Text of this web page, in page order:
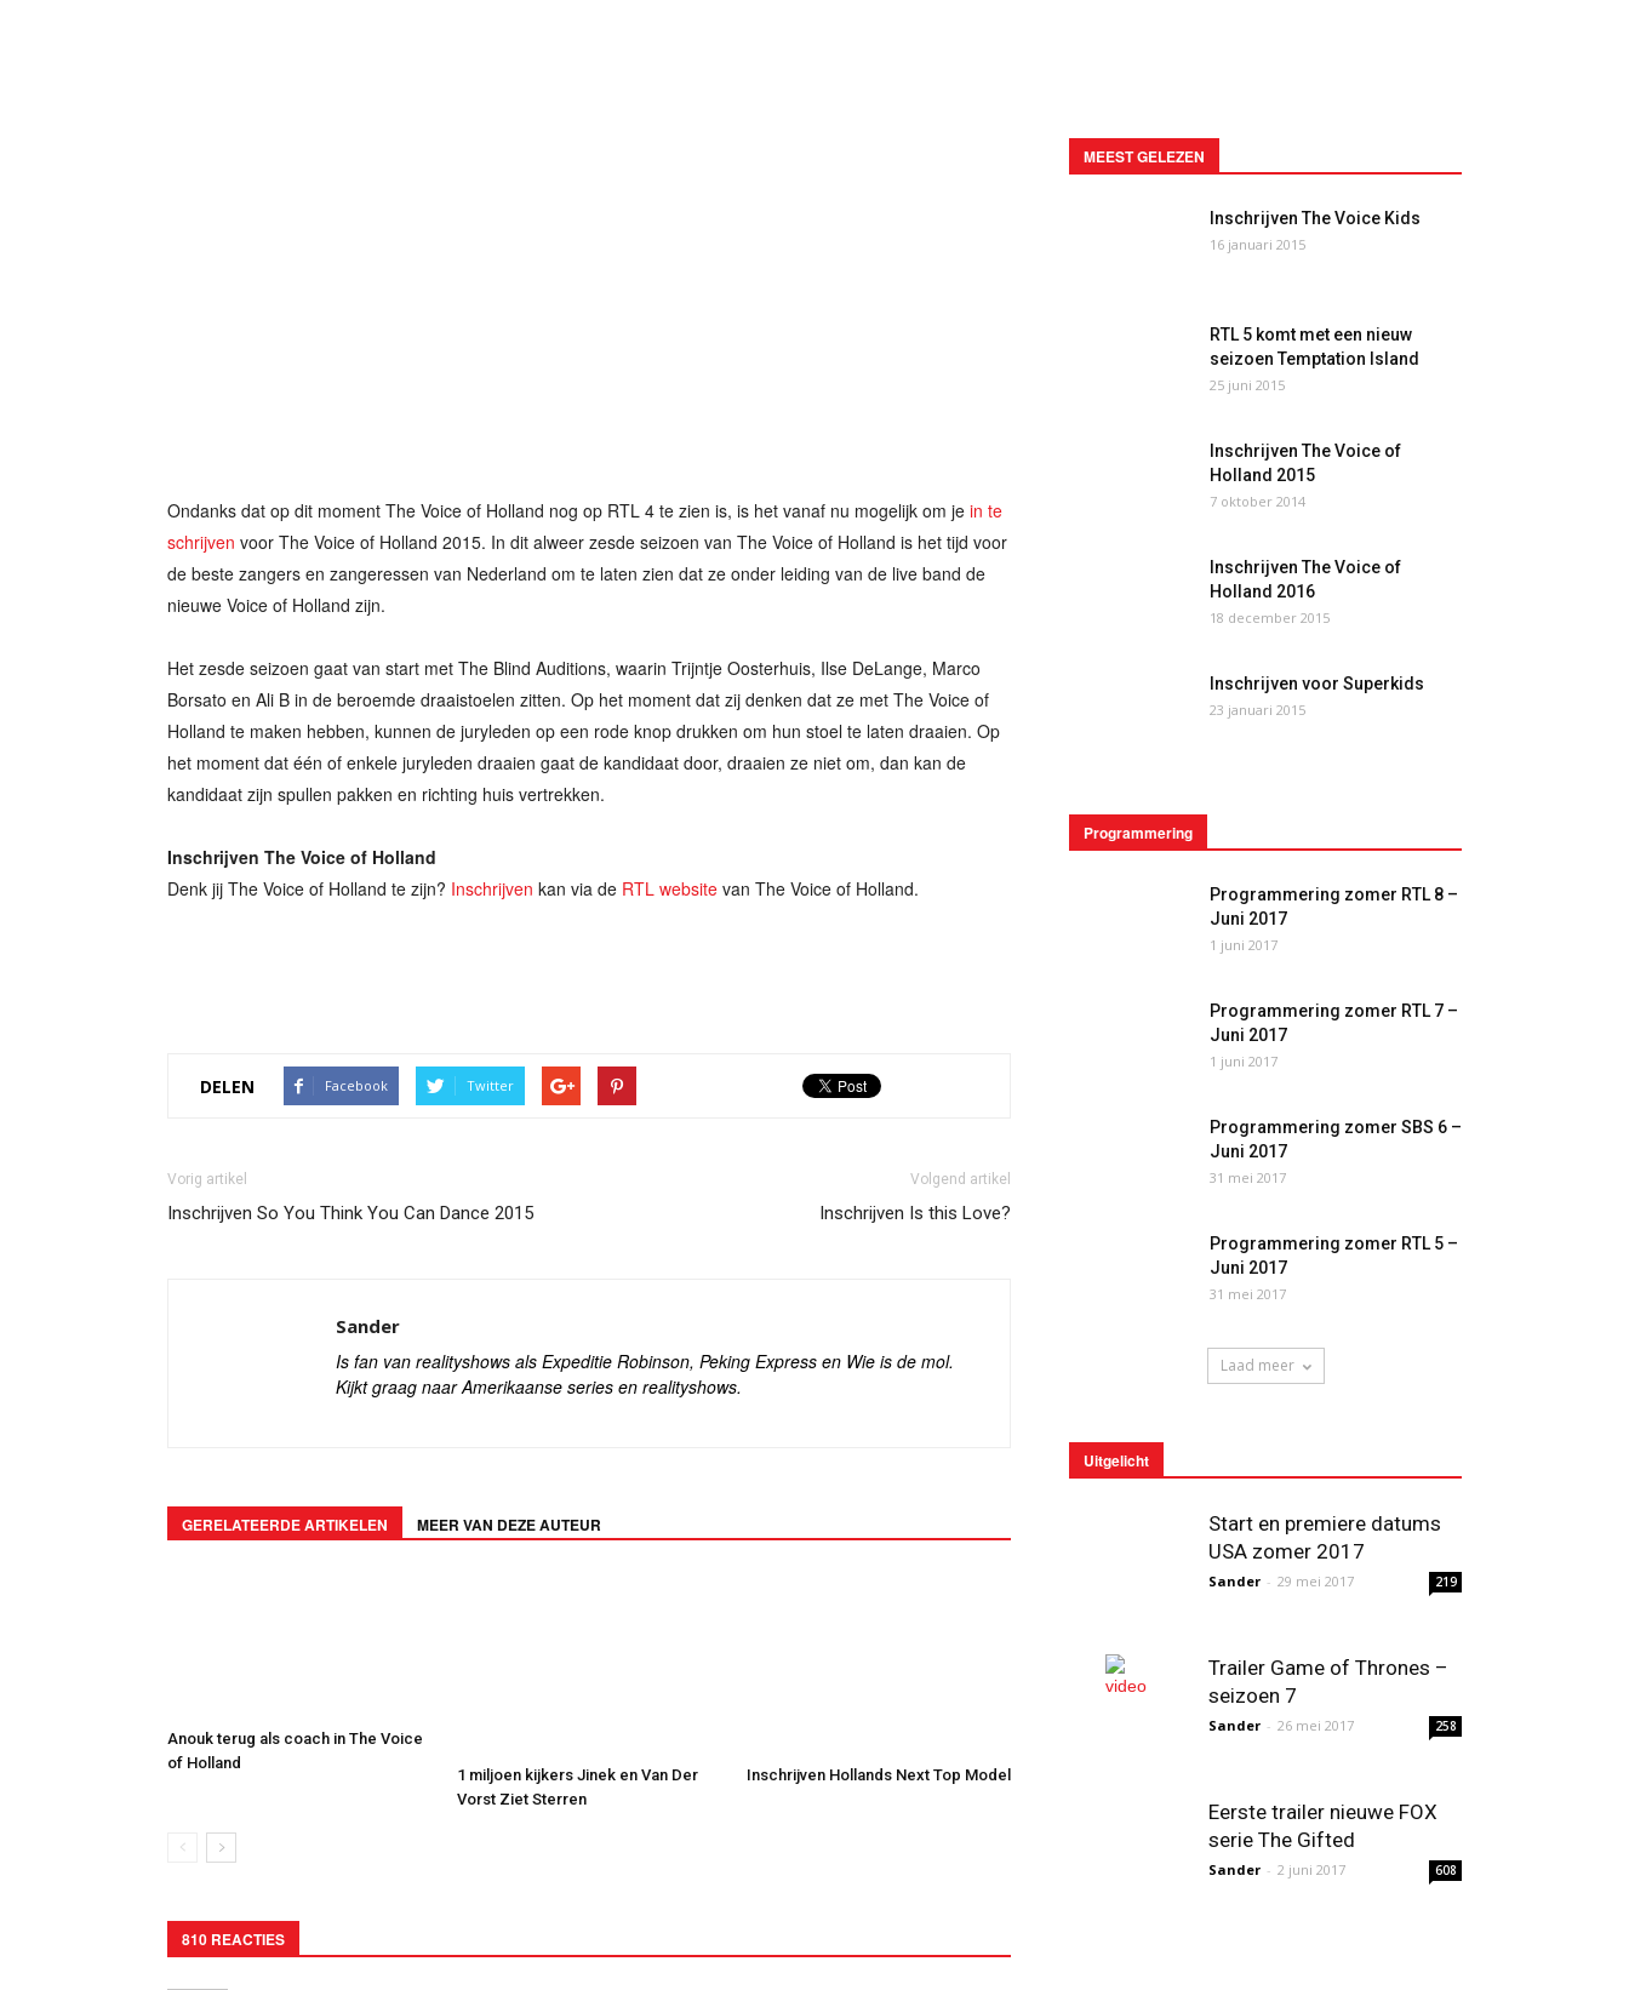
Ondanks dat op dit moment The Voice of Holland nog op RTL 4 te zien is, is het vanaf nu mogelijk om je in te
schrijven voor The Voice of Holland 2015. In dit alweer zesde seizoen van The Voice of Holland is het tijd voor
de beste zangers en zangeressen van Nederland om te laten zien dat ze onder leiding van de live band de
nieuwe Voice of Holland zijn.
Het zesde seizoen gaat van start met The Blind Auditions, waarin Trijntje Oosterhuis, Ilse DeLange, Marco
Borsato en Ali B in de beroemde draaistoelen zitten. Op het moment dat zij denken dat ze met The Voice of
Holland te maken hebben, kunnen de juryleden op een rode knop drukken om hun stoel te laten draaien. Op
het moment dat één of enkele juryleden draaien gaat de kandidaat door, draaien ze niet om, dan kan de
kandidaat zijn spullen pakken en richting huis vertrekken.
Inschrijven The Voice of Holland
Denk jij The Voice of Holland te zijn? Inschrijven kan via de RTL website van The Voice of Holland.
DELEN Facebook Twitter
Vorig artikel
Inschrijven So You Think You Can Dance 2015
Volgend artikel
Inschrijven Is this Love?
Sander
Is fan van realityshows als Expeditie Robinson, Peking Express en Wie is de mol.
Kijkt graag naar Amerikaanse series en realityshows.
GERELATEERDE ARTIKELEN MEER VAN DEZE AUTEUR
Anouk terug als coach in The Voice
of Holland
1 miljoen kijkers Jinek en Van Der
Vorst Ziet Sterren
Inschrijven Hollands Next Top Model
810 REACTIES
MEEST GELEZEN
Inschrijven The Voice Kids
16 januari 2015
RTL 5 komt met een nieuw
seizoen Temptation Island
25 juni 2015
Inschrijven The Voice of
Holland 2015
7 oktober 2014
Inschrijven The Voice of
Holland 2016
18 december 2015
Inschrijven voor Superkids
23 januari 2015
Programmering
Programmering zomer RTL 8 –
Juni 2017
1 juni 2017
Programmering zomer RTL 7 –
Juni 2017
1 juni 2017
Programmering zomer SBS 6 –
Juni 2017
31 mei 2017
Programmering zomer RTL 5 –
Juni 2017
31 mei 2017
Laad meer
Uitgelicht
Start en premiere datums
USA zomer 2017
Sander - 29 mei 2017 219
Trailer Game of Thrones –
seizoen 7
Sander - 26 mei 2017 258
Eerste trailer nieuwe FOX
serie The Gifted
Sander - 2 juni 2017 608